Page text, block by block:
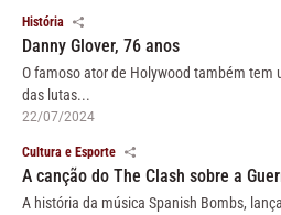
História
Danny Glover, 76 anos
O famoso ator de Holywood também tem
das lutas...
22/07/2024
Cultura e Esporte
A canção do The Clash sobre a
A história da música Spanish Bombs,